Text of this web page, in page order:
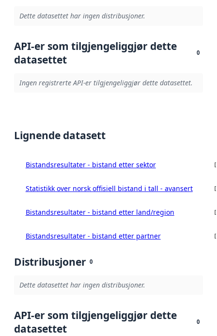
Dette datasettet har ingen distribusjoner.
API-er som tilgjengeliggjør dette
datasettet
0
Ingen registrerte API-er tilgjengeliggjør dette datasettet.
Lignende datasett
Bistandsresultater - bistand etter sektor
Statistikk over norsk offisiell bistand i tall - avansert
Bistandsresultater - bistand etter land/region
Bistandsresultater - bistand etter partner
Distribusjoner 0
Dette datasettet har ingen distribusjoner.
API-er som tilgjengeliggjør dette
datasettet
0